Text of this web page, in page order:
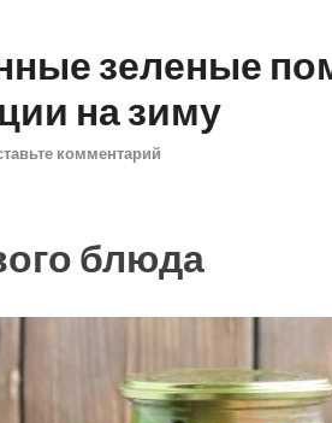
зеленые
на зиму
комментарий
блюда